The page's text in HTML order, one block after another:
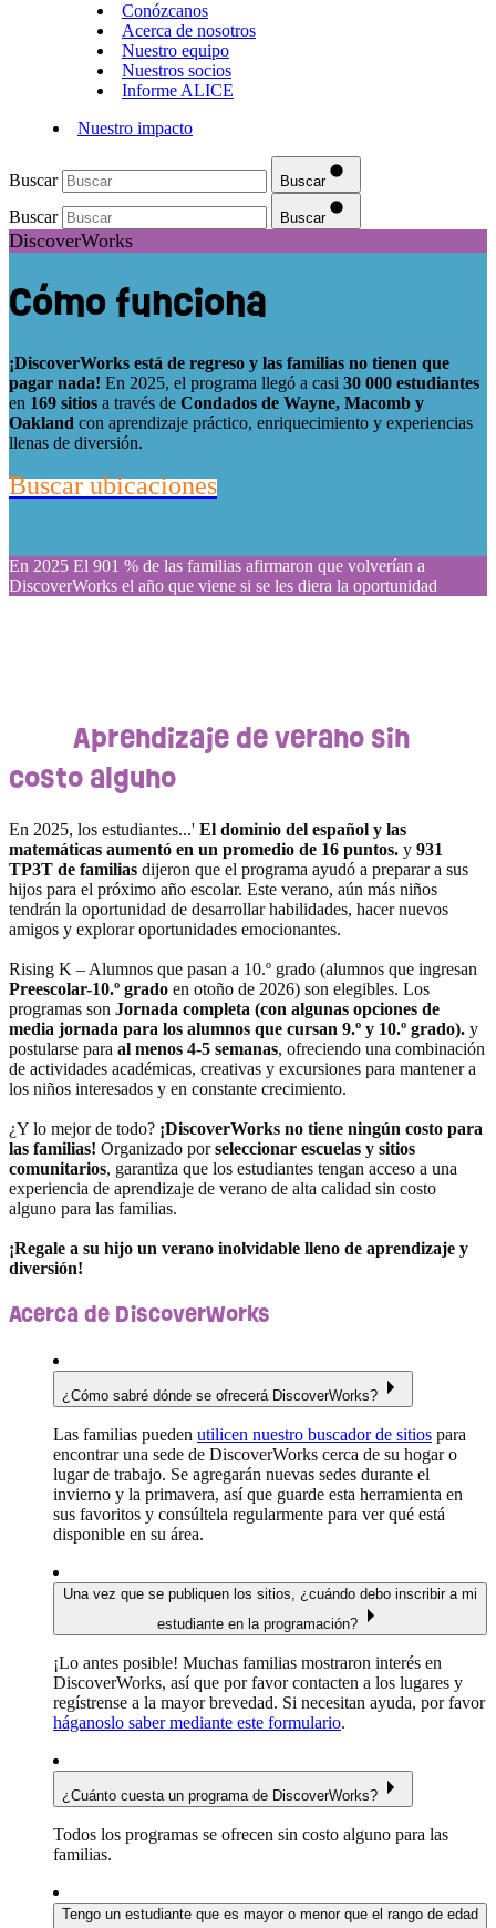
Conózcanos
Acerca de nosotros
Nuestro equipo
Nuestros socios
Informe ALICE
Nuestro impacto
Buscar Buscar
Buscar Buscar
DiscoverWorks
Cómo funciona
¡DiscoverWorks está de regreso y las familias no tienen que
pagar nada! En 2025, el programa llegó a casi 30 000 estudiantes
en 169 sitios a través de Condados de Wayne, Macomb y
Oakland con aprendizaje práctico, enriquecimiento y experiencias
llenas de diversión.
Buscar ubicaciones
En 2025 El 901 % de las familias afirmaron que volverían a
DiscoverWorks el año que viene si se les diera la oportunidad
Aprendizaje de verano sin
costo alguno
En 2025, los estudiantes...' El dominio del español y las
matemáticas aumentó en un promedio de 16 puntos. y 931
TP3T de familias dijeron que el programa ayudó a preparar a sus
hijos para el próximo año escolar. Este verano, aún más niños
tendrán la oportunidad de desarrollar habilidades, hacer nuevos
amigos y explorar oportunidades emocionantes.
Rising K – Alumnos que pasan a 10.º grado (alumnos que ingresan
Preescolar-10.º grado en otoño de 2026) son elegibles. Los
programas son Jornada completa (con algunas opciones de
media jornada para los alumnos que cursan 9.º y 10.º grado). y
postularse para al menos 4-5 semanas, ofreciendo una combinación
de actividades académicas, creativas y excursiones para mantener a
los niños interesados y en constante crecimiento.
¿Y lo mejor de todo? ¡DiscoverWorks no tiene ningún costo para
las familias! Organizado porseleccionar escuelas y sitios
comunitarios, garantiza que los estudiantes tengan acceso a una
experiencia de aprendizaje de verano de alta calidad sin costo
alguno para las familias.
¡Regale a su hijo un verano inolvidable lleno de aprendizaje y
diversión!
Acerca de DiscoverWorks
¿Cómo sabré dónde se ofrecerá DiscoverWorks?
Las familias pueden utilicen nuestro buscador de sitios para
encontrar una sede de DiscoverWorks cerca de su hogar o
lugar de trabajo. Se agregarán nuevas sedes durante el
invierno y la primavera, así que guarde esta herramienta en
sus favoritos y consúltela regularmente para ver qué está
disponible en su área.
Una vez que se publiquen los sitios, ¿cuándo debo inscribir a mi
estudiante en la programación?
¡Lo antes posible! Muchas familias mostraron interés en
DiscoverWorks, así que por favor contacten a los lugares y
regístrense a la mayor brevedad. Si necesitan ayuda, por favor
háganoslo saber mediante este formulario.
¿Cuánto cuesta un programa de DiscoverWorks?
Todos los programas se ofrecen sin costo alguno para las
familias.
Tengo un estudiante que es mayor o menor que el rango de edad